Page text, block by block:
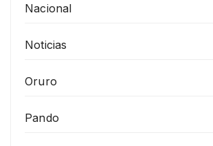
Nacional
Noticias
Oruro
Pando